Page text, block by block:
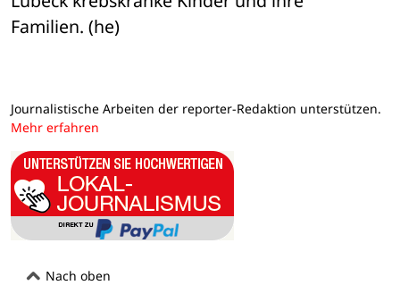
Familien. (he)
Journalistische Arbeiten der reporter-Redaktion unterstützen.
Mehr erfahren
Nach oben